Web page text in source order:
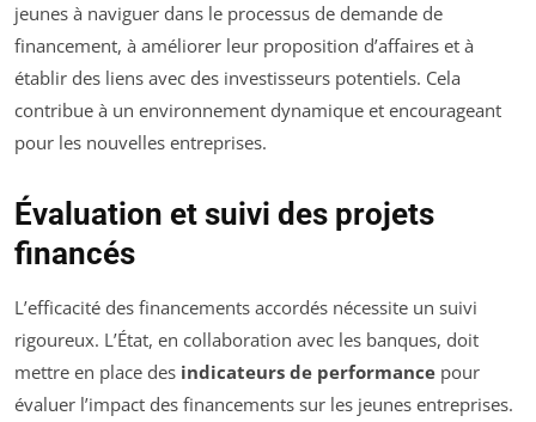
jeunes à naviguer dans le processus de demande de
financement, à améliorer leur proposition d’affaires et à
établir des liens avec des investisseurs potentiels. Cela
contribue à un environnement dynamique et encourageant
pour les nouvelles entreprises.
Évaluation et suivi des projets
financés
L’efficacité des financements accordés nécessite un suivi
rigoureux. L’État, en collaboration avec les banques, doit
mettre en place des indicateurs de performance pour
évaluer l’impact des financements sur les jeunes entreprises.